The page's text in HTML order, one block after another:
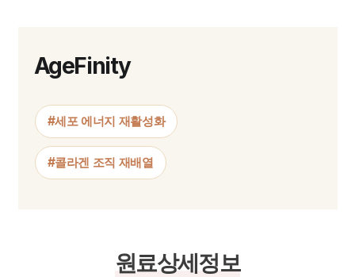
AgeFinity
#세포 에너지 재활성화
#콜라겐 조직 재배열
원료상세정보